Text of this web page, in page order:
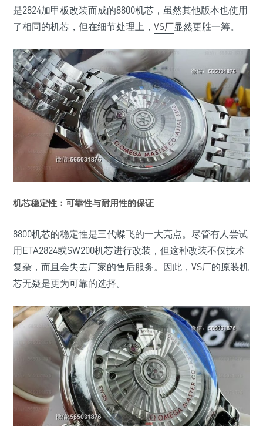
是2824加甲板改装而成的8800机芯，虽然其他版本也使用
了相同的机芯，但在细节处理上， VS厂显然更胜一筹。
机芯稳定性：可靠性与耐用性的保证
8800机芯的稳定性是三代蝶飞的一大亮点。尽管有人尝试
用ETA2824或SW200机芯进行改装，但这种改装不仅技术
复杂，而且会失去厂家的售后服务。因此， VS厂的原装机
芯无疑是更为可靠的选择。